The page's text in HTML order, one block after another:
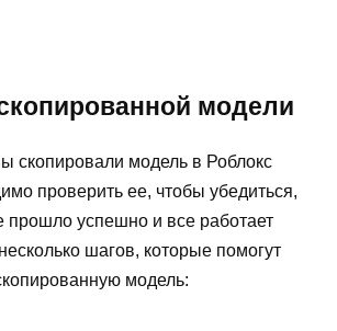
модели
скопировали модель в Роблокс
проверить ее, чтобы убедиться,
прошло успешно и все работает
шагов, которые помогут
модель: